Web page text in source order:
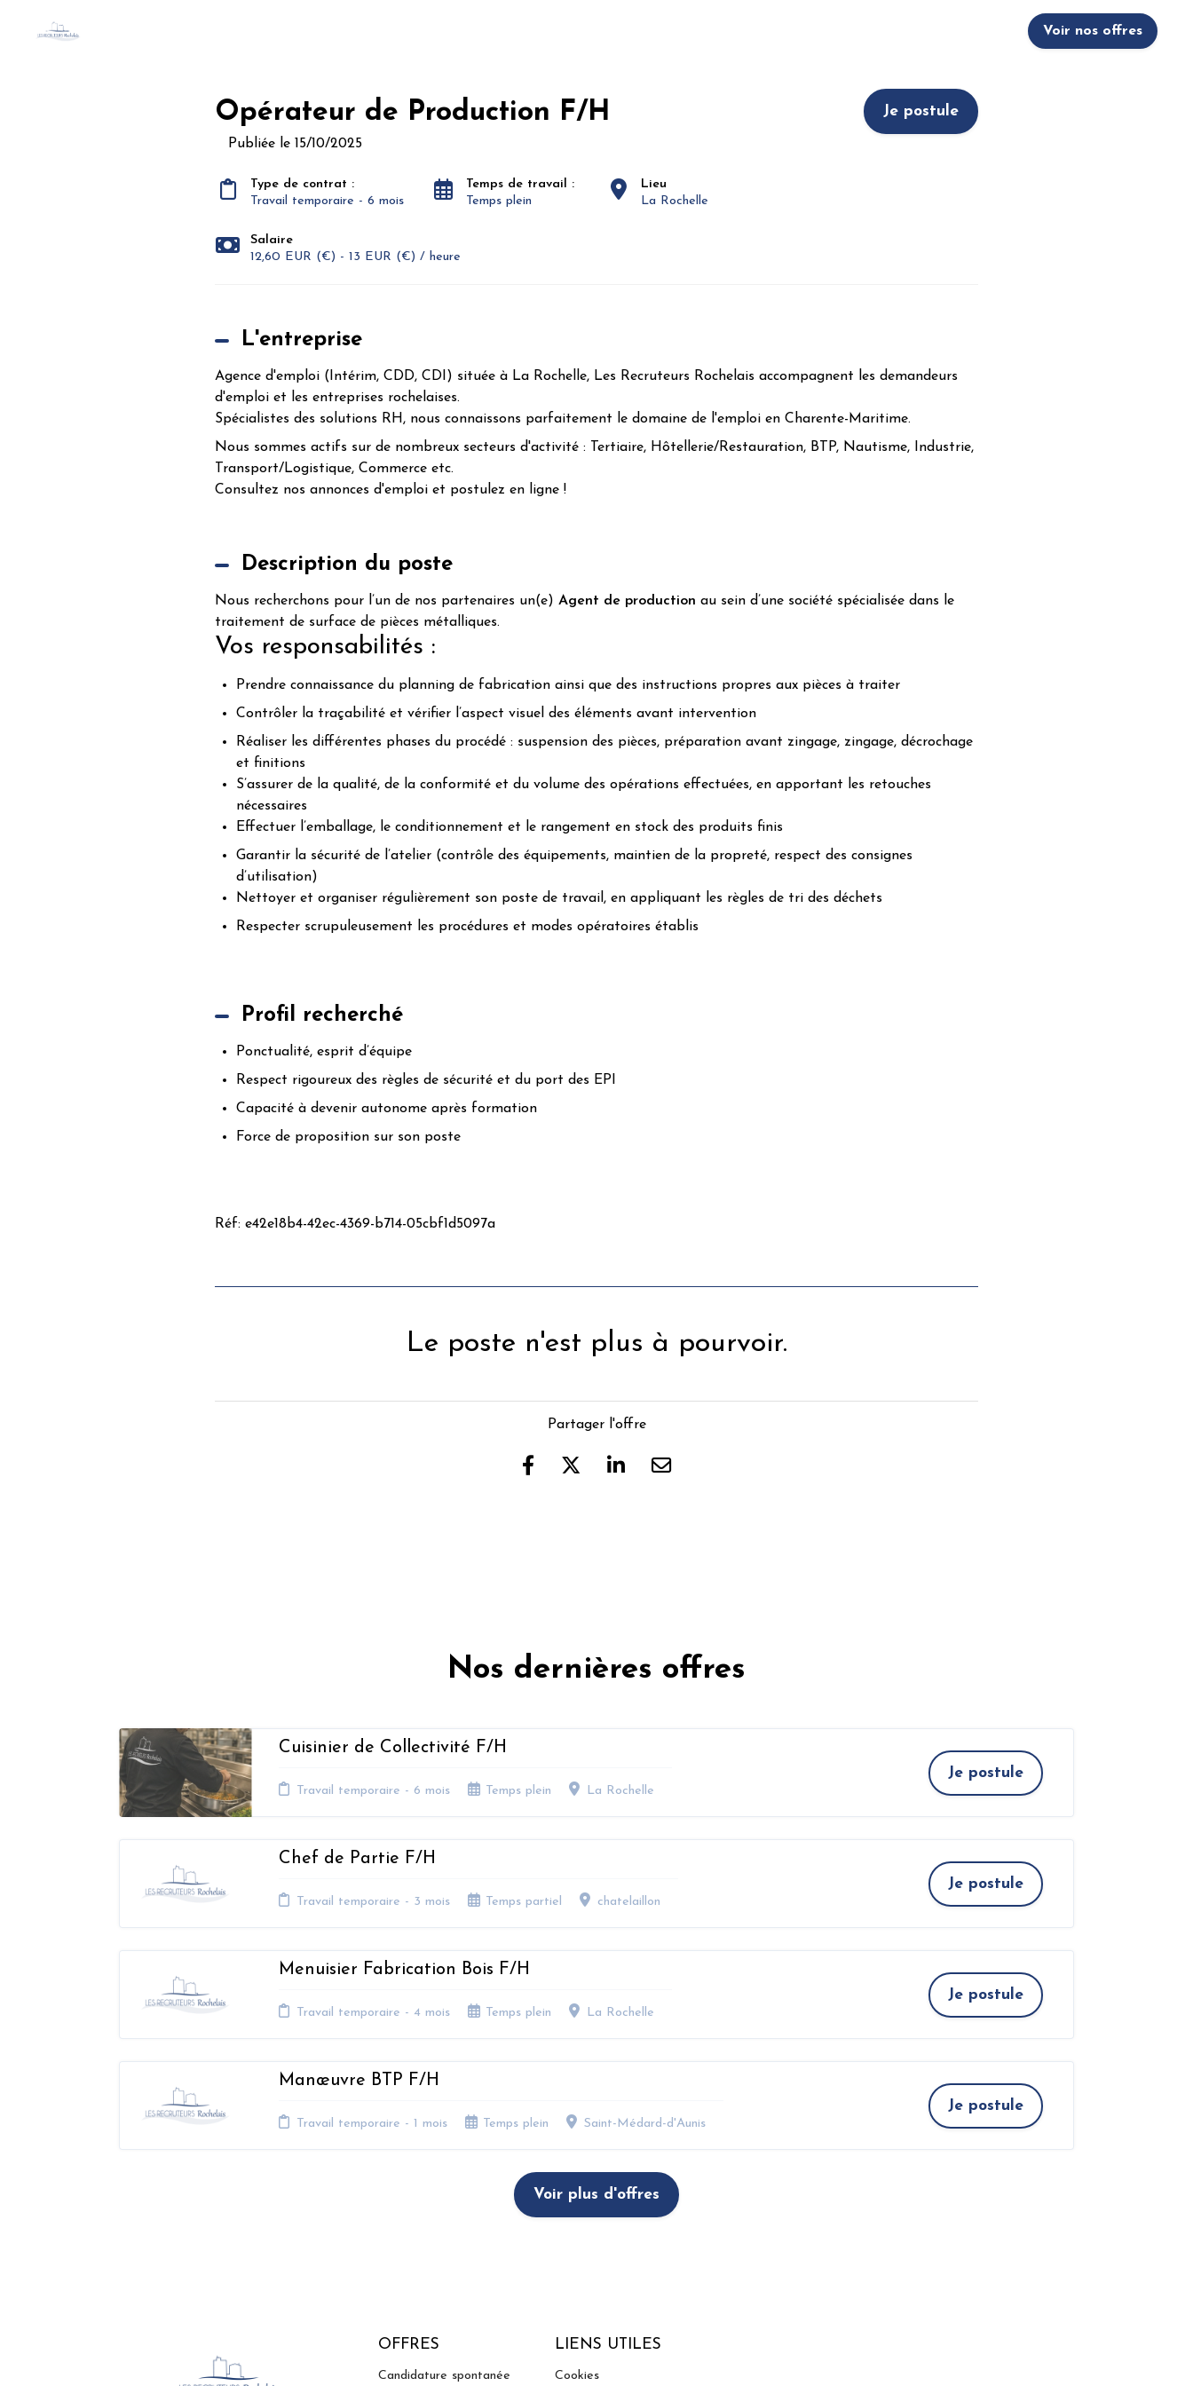
Voir nos offres
Opérateur de Production F/H Je postule
Publiée le 15/10/2025
Type de contrat :
Travail temporaire - 6 mois
Temps de travail :
Temps plein
Lieu
La Rochelle
Salaire
12,60 EUR (€) - 13 EUR (€) / heure
L'entreprise
Agence d'emploi (Intérim, CDD, CDI) située à La Rochelle, Les Recruteurs Rochelais accompagnent les demandeurs
d'emploi et les entreprises rochelaises.
Spécialistes des solutions RH, nous connaissons parfaitement le domaine de l'emploi en Charente-Maritime.
Nous sommes actifs sur de nombreux secteurs d'activité : Tertiaire, Hôtellerie/Restauration, BTP, Nautisme, Industrie,
Transport/Logistique, Commerce etc.
Consultez nos annonces d'emploi et postulez en ligne !
Description du poste
Nous recherchons pour l’un de nos partenaires un(e) Agent de production au sein d’une société spécialisée dans le
traitement de surface de pièces métalliques.
Vos responsabilités :
Prendre connaissance du planning de fabrication ainsi que des instructions propres aux pièces à traiter
Contrôler la traçabilité et vérifier l’aspect visuel des éléments avant intervention
Réaliser les différentes phases du procédé : suspension des pièces, préparation avant zingage, zingage, décrochage
et finitions
S’assurer de la qualité, de la conformité et du volume des opérations effectuées, en apportant les retouches
nécessaires
Effectuer l’emballage, le conditionnement et le rangement en stock des produits finis
Garantir la sécurité de l’atelier (contrôle des équipements, maintien de la propreté, respect des consignes
d’utilisation)
Nettoyer et organiser régulièrement son poste de travail, en appliquant les règles de tri des déchets
Respecter scrupuleusement les procédures et modes opératoires établis
Profil recherché
Ponctualité, esprit d’équipe
Respect rigoureux des règles de sécurité et du port des EPI
Capacité à devenir autonome après formation
Force de proposition sur son poste
Réf: e42e18b4-42ec-4369-b714-05cbf1d5097a
Le poste n'est plus à pourvoir.
Partager l'offre
Nos dernières offres
Cuisinier de Collectivité F/H
Travail temporaire - 6 mois Temps plein La Rochelle
Je postule
Chef de Partie F/H
Travail temporaire - 3 mois Temps partiel chatelaillon
Je postule
Menuisier Fabrication Bois F/H
Travail temporaire - 4 mois Temps plein La Rochelle
Je postule
Manœuvre BTP F/H
Travail temporaire - 1 mois Temps plein Saint-Médard-d'Aunis
Je postule
Voir plus d'offres
OFFRES
Candidature spontanée
LIENS UTILES
Cookies